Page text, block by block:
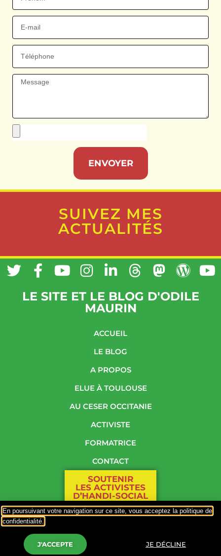
ENVOYER
SUIVEZ MES
ACTUALITÉS
LE SITE ET LE BLOG D'ODILE
MAURIN
ACCUEIL
LE BLOG
A PROPOS
ELUE À TOULOUSE
AU CESER OCCITANIE
ACTIVISTE
FORMATRICE
CONTACT
SOUTENIR
LES ACTIVISTES
D’HANDI-SOCIAL
Politique de confidentialité
En poursuivant votre navigation sur ce site, vous acceptez la politique de
confidentialité.
J'ACCEPTE JE DÉCLINE